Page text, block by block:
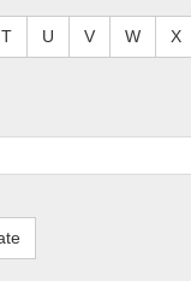
T U V W X